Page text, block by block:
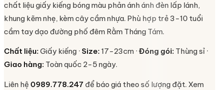
chất liệu giấy kiếng bóng màu phản ánh ánh đèn lấp lánh,
khung kẽm nhẹ, kèm cây cầm nhựa. Phù hợp trẻ 3-10 tuổi
cầm tay dạo đường phố đêm Rằm Tháng Tám.
Chất liệu: Giấy kiếng · Size: 17-23cm · Đóng gói: Thùng sỉ ·
Giao hàng: Toàn quốc 2-5 ngày.
Liên hệ 0989.778.247 để báo giá theo số lượng đặt. Xem